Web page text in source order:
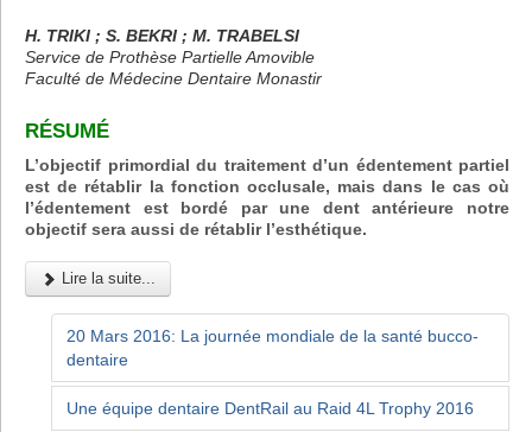
H. TRIKI ; S. BEKRI ; M. TRABELSI
Service de Prothèse Partielle Amovible
Faculté de Médecine Dentaire Monastir
RÉSUMÉ
L’objectif primordial du traitement d’un édentement partiel
est de rétablir la fonction occlusale, mais dans le cas où
l’édentement est bordé par une dent antérieure notre
objectif sera aussi de rétablir l’esthétique.
Lire la suite...
20 Mars 2016: La journée mondiale de la santé bucco-
dentaire
Une équipe dentaire DentRail au Raid 4L Trophy 2016